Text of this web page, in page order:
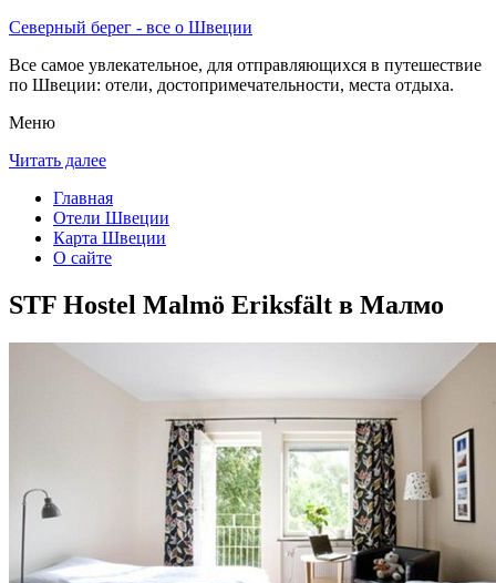
Северный берег - все о Швеции
Все самое увлекательное, для отправляющихся в путешествие
по Швеции: отели, достопримечательности, места отдыха.
Меню
Читать далее
Главная
Отели Швеции
Карта Швеции
О сайте
STF Hostel Malmö Eriksfält в Малмо